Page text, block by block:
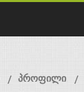
პროფილი